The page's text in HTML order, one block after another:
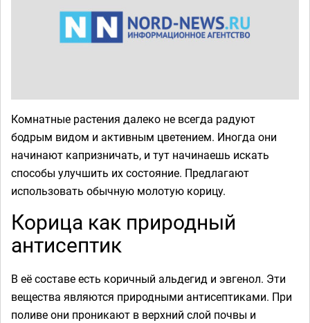
Комнатные растения далеко не всегда радуют
бодрым видом и активным цветением. Иногда они
начинают капризничать, и тут начинаешь искать
способы улучшить их состояние. Предлагают
использовать обычную молотую корицу.
Корица как природный
антисептик
В её составе есть коричный альдегид и эвгенол. Эти
вещества являются природными антисептиками. При
поливе они проникают в верхний слой почвы и